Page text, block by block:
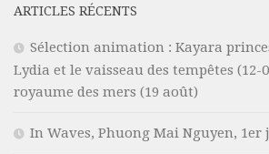
ARTICLES RÉCENTS
Sélection animation : Kayara
Lydia et le vaisseau des tempêtes (12-
royaume des mers (19 août)
In Waves, Phuong Mai Nguyen,